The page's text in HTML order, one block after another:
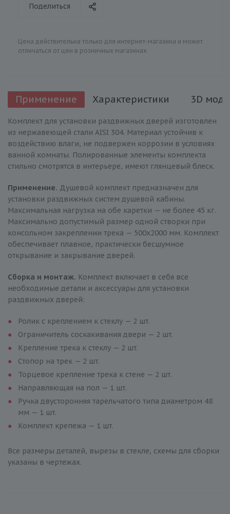
Поделиться
Цена действительна только для интернет-магазина и может
отличаться от цен в розничных магазинах
Применение Характеристики 3D
Комплект для установки раздвижных дверей изготовлен
из нержавеющей стали AISI 304. Материал устойчив к
воздействию влаги, не подвержен коррозии в условиях
ванной комнаты. Полированные элементы комплекта
стильно смотрятся в интерьере, имеют глянцевый блеск.
Применение. Душевой комплект предназначен для
установки раздвижных систем душевой кабины.
Максимальная нагрузка на обе каретки — не более 45 кг.
Максимально допустимый размер одной створки при
консольном закреплении трека — 500х2000 мм. Комплект
обеспечивает плавное, практически бесшумное
открывание и закрывание дверей.
Сборка и монтаж. Комплект включает в себя все
необходимые детали и аксессуары для установки
раздвижных дверей:
Ролик с креплением к стеклу — 2 шт.
Ограничитель соскакивания двери — 2 шт.
Крепление трека к стеклу — 2 шт.
Стопор на трек — 2 шт.
Торцевое крепление трека к стене — 2 шт.
Направляющая на пол — 1 шт.
Ручка двусторонняя тарельчатого типа диаметром 48
мм — 1 шт.
Комплект крепежа — 1 шт.
Все размеры деталей, вырезы в стекле, схемы для сборки
указаны в чертежах.